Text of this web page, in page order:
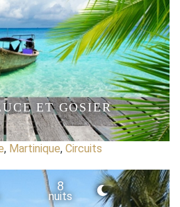
ET GOSIER
, Martinique, Circuits
8
nuits